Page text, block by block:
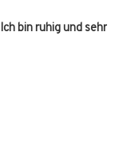
Ich bin ruhig und sehr